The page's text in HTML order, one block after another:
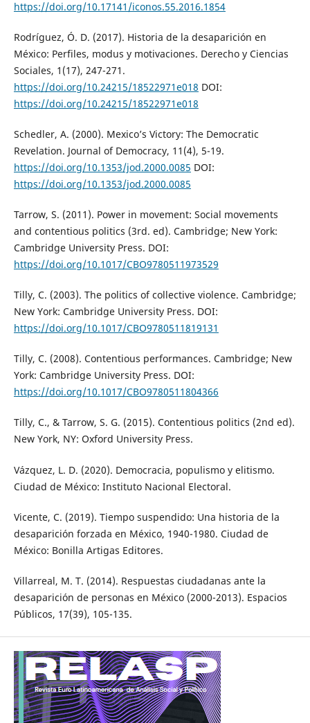
https://doi.org/10.17141/iconos.55.2016.1854
Rodríguez, Ó. D. (2017). Historia de la desaparición en
México: Perfiles, modus y motivaciones. Derecho y Ciencias
Sociales, 1(17), 247-271.
https://doi.org/10.24215/18522971e018 DOI:
https://doi.org/10.24215/18522971e018
Schedler, A. (2000). Mexico’s Victory: The Democratic
Revelation. Journal of Democracy, 11(4), 5-19.
https://doi.org/10.1353/jod.2000.0085 DOI:
https://doi.org/10.1353/jod.2000.0085
Tarrow, S. (2011). Power in movement: Social movements
and contentious politics (3rd. ed). Cambridge; New York:
Cambridge University Press. DOI:
https://doi.org/10.1017/CBO9780511973529
Tilly, C. (2003). The politics of collective violence. Cambridge;
New York: Cambridge University Press. DOI:
https://doi.org/10.1017/CBO9780511819131
Tilly, C. (2008). Contentious performances. Cambridge; New
York: Cambridge University Press. DOI:
https://doi.org/10.1017/CBO9780511804366
Tilly, C., & Tarrow, S. G. (2015). Contentious politics (2nd ed).
New York, NY: Oxford University Press.
Vázquez, L. D. (2020). Democracia, populismo y elitismo.
Ciudad de México: Instituto Nacional Electoral.
Vicente, C. (2019). Tiempo suspendido: Una historia de la
desaparición forzada en México, 1940-1980. Ciudad de
México: Bonilla Artigas Editores.
Villarreal, M. T. (2014). Respuestas ciudadanas ante la
desaparición de personas en México (2000-2013). Espacios
Públicos, 17(39), 105-135.